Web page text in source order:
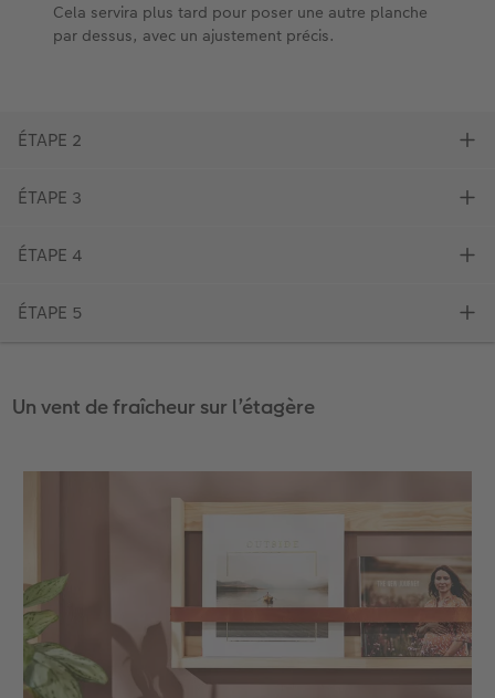
Un vent de fraîcheur sur l’étagère